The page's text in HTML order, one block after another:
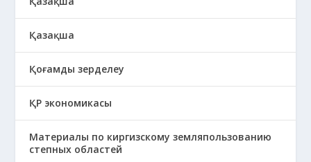
Қазақша
Қоғамды зерделеу
ҚР экономикасы
Материалы по киргизскому земляпользованию
степных областей